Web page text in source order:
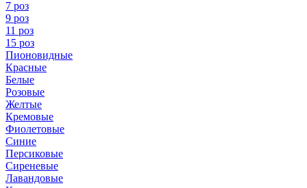
7 роз
9 роз
11 роз
15 роз
Пионовидные
Красные
Белые
Розовые
Желтые
Кремовые
Фиолетовые
Синие
Персиковые
Сиреневые
Лавандовые